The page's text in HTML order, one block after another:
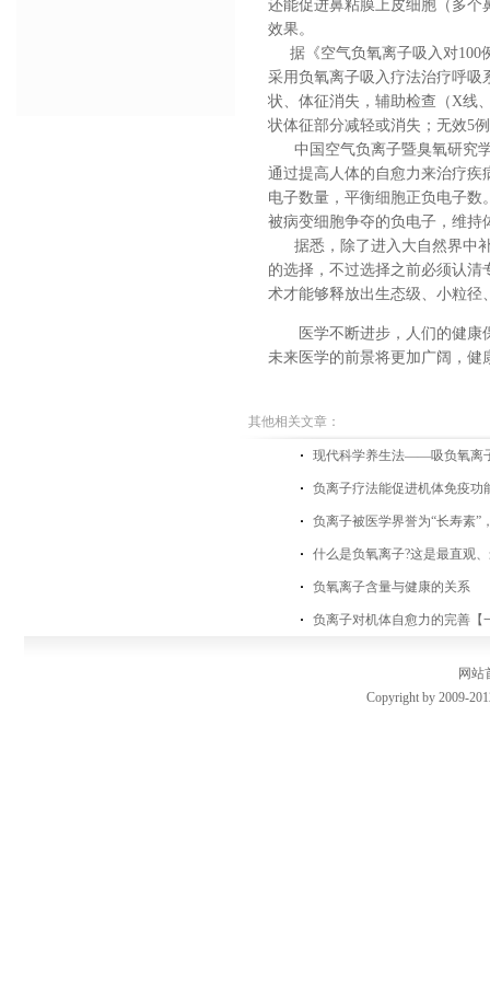
还能促进鼻粘膜上皮细胞（多个
效果。
据《空气负氧离子吸入对100
采用负氧离子吸入疗法治疗呼吸
状、体征消失，辅助检查（X线
状体征部分减轻或消失；无效5
中国空气负离子暨臭氧研究学
通过提高人体的自愈力来治疗疾
电子数量，平衡细胞正负电子
被病变细胞争夺的负电子，维持
据悉，除了进入大自然界中
的选择，不过选择之前必须认
术才能够释放出生态级、小粒径
医学不断进步，人们的健康
未来医学的前景将更加广阔，健
其他相关文章：
现代科学养生法——吸负氧离
负离子疗法能促进机体免疫功
负离子被医学界誉为“长寿素”
什么是负氧离子?这是最直观
负氧离子含量与健康的关系
负离子对机体自愈力的完善【
网站
Copyright by 2009-